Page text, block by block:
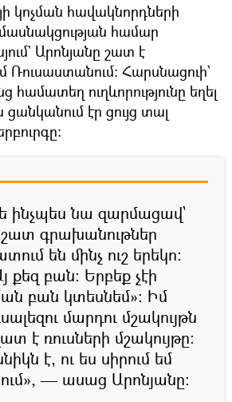
կոչման հավակնորդների
մասնակցության համար
Արոնյանը շատ է
Հարսնացուի`
համատեղ ուղևորությունը եղել
էր ցույց տալ
ինչպես նա զարմացավ`
շատ գրախանութներ
են մինչ ուշ երեկո։
բան։ Երբեք չէի
բան կտեսնեմ»։ Իմ
մարդու մշակույթն
է ռուսների մշակույթը։
է, ու ես սիրում եմ
— ասաց Արոնյանը։